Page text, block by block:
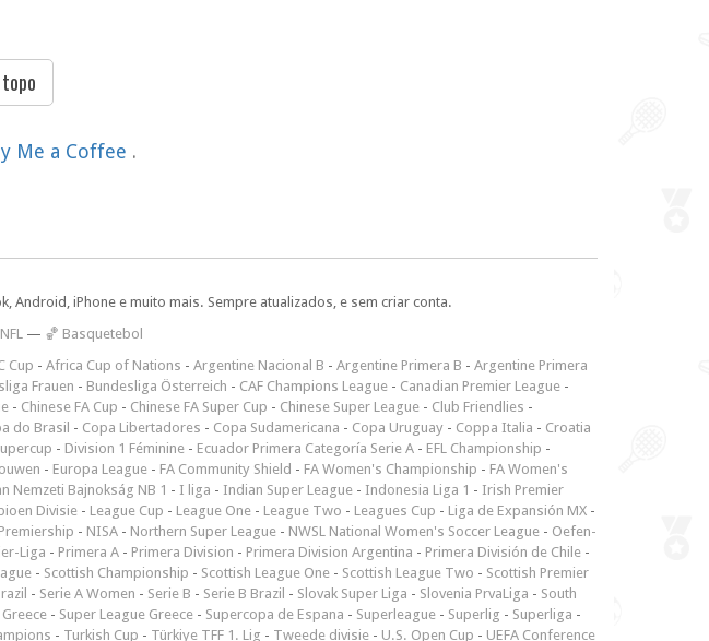
Me a Coffee .
iPhone e muito mais. Sempre atualizados, e sem criar conta.
— 🏀 Basquetebol
Cup - Africa Cup of Nations - Argentine Nacional B - Argentine Primera B - Argentine Primera
Frauen - Bundesliga Österreich - CAF Champions League - Canadian Premier League -
- Chinese FA Cup - Chinese FA Super Cup - Chinese Super League - Club Friendlies -
do Brasil - Copa Libertadores - Copa Sudamericana - Copa Uruguay - Coppa Italia - Croatia
- Division 1 Féminine - Ecuador Primera Categoría Serie A - EFL Championship -
- Europa League - FA Community Shield - FA Women's Championship - FA Women's
Nemzeti Bajnokság NB 1 - I liga - Indian Super League - Indonesia Liga 1 - Irish Premier
Divisie - League Cup - League One - League Two - Leagues Cup - Liga de Expansión MX -
- NISA - Northern Super League - NWSL National Women's Soccer League - Oefen-
Liga - Primera A - Primera Division - Primera Division Argentina - Primera División de Chile -
- Scottish Championship - Scottish League One - Scottish League Two - Scottish Premier
- Serie A Women - Serie B - Serie B Brazil - Slovak Super Liga - Slovenia PrvaLiga - South
- Super League Greece - Supercopa de Espana - Superleague - Superlig - Superliga -
- Turkish Cup - Türkiye TFF 1. Lig - Tweede divisie - U.S. Open Cup - UEFA Conference